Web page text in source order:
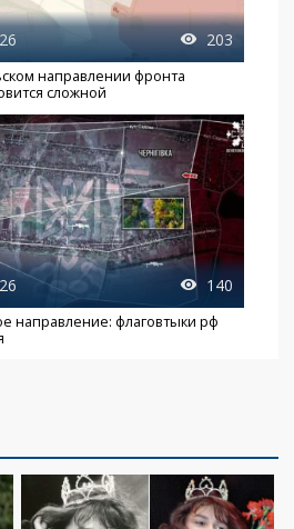
203
направлении фронта
сложной
140
направление: флаговтыки рф